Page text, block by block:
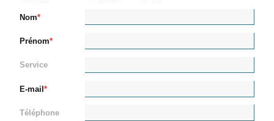
Nom
Prénom
Service
E-mail
Téléphone